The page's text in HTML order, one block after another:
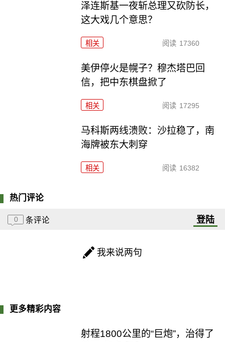
泽连斯基一夜斩总理又砍防长，
这大戏几个意思？
相关 阅读 17360
美伊停火是幌子？穆杰塔巴回
信，把中东棋盘掀了
相关 阅读 17295
马科斯两线溃败：沙拉稳了，南
海牌被东大刺穿
相关 阅读 16382
热门评论
0 条评论 登陆
我来说两句
更多精彩内容
射程1800公里的“巨炮”，治得了